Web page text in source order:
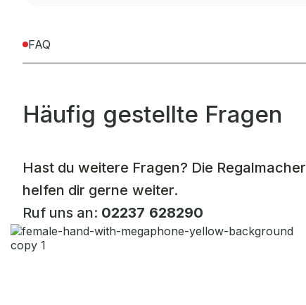
FAQ
Häufig gestellte Fragen
Hast du weitere Fragen? Die Regalmacher
helfen dir gerne weiter.
Ruf uns an: 02237 628290